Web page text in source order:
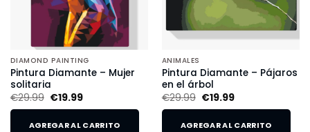
DIAMOND PAINTING
Pintura Diamante – Mujer
solitaria
€29.99 €19.99
AGREGAR AL CARRITO
ANIMALES
Pintura Diamante – Pájaros
en el árbol
€29.99 €19.99
AGREGAR AL CARRITO